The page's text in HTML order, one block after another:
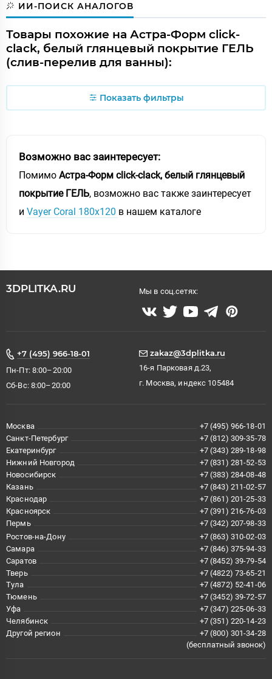
ИИ-ПОИСК АНАЛОГОВ
Товары похожие на Астра-Форм click-
clack, белый глянцевый покрытие ГЕЛЬ
(слив-перелив для ванны):
Показать фильтры
Возможно вас заинтересует:
Помимо Астра-Форм click-clack, белый глянцевый
покрытие ГЕЛЬ, возможно вас также заинтересует
и Vayer Coral 180х120 в нашем каталоге
3DPLITKA.RU Мы в соц.сетях:
+7 (495) 966-18-01
Пн-Пт: 8:00–20:00
Сб-Вс: 8:00–20:00
zakaz@3dplitka.ru
16-я Парковая д.23,
г. Москва, индекс 105484
Москва
+7 (495) 966-18-01
Санкт-Петербург
+7 (812) 309-35-78
Екатеринбург
+7 (343) 289-18-98
Нижний Новгород
+7 (831) 281-52-53
Новосибирск
+7 (383) 284-08-48
Казань
+7 (843) 211-02-57
Краснодар
+7 (861) 201-25-33
Красноярск
+7 (391) 216-76-03
Пермь
+7 (342) 207-98-33
Ростов-на-Дону
+7 (863) 310-02-03
Самара
+7 (846) 375-94-33
Саратов
+7 (8452) 39-79-54
Тверь
+7 (4822) 73-65-21
Тула
+7 (4872) 52-41-06
Тюмень
+7 (3452) 39-72-57
Уфа
+7 (347) 225-06-33
Челябинск
+7 (351) 220-14-23
Другой регион
+7 (800) 301-34-28
(бесплатный звонок)